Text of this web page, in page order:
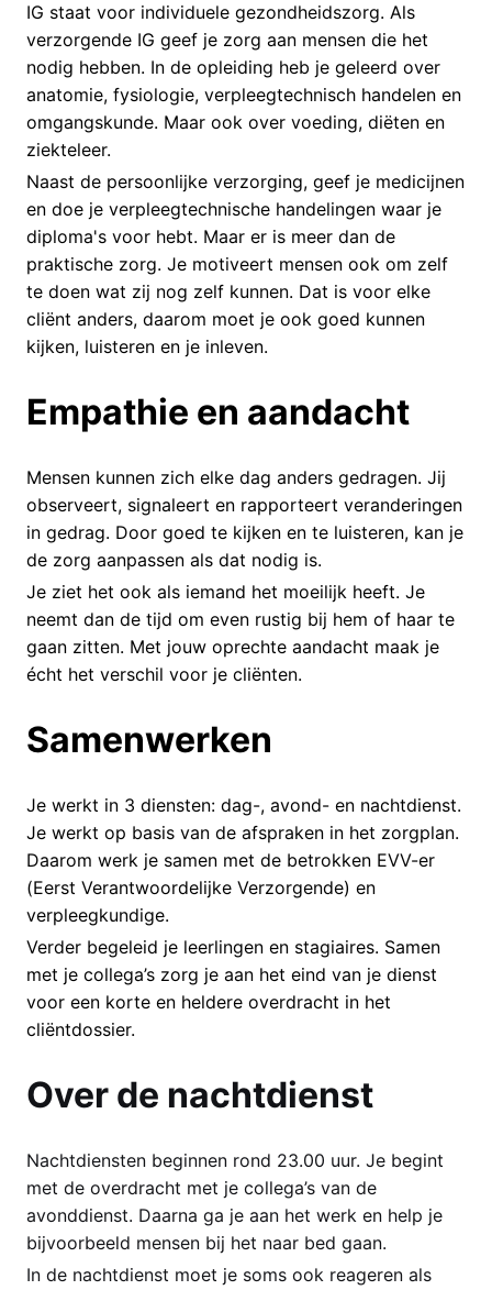
IG staat voor individuele gezondheidszorg. Als
verzorgende IG geef je zorg aan mensen die het
nodig hebben. In de opleiding heb je geleerd over
anatomie, fysiologie, verpleegtechnisch handelen en
omgangskunde. Maar ook over voeding, diëten en
ziekteleer.
Naast de persoonlijke verzorging, geef je medicijnen
en doe je verpleegtechnische handelingen waar je
diploma's voor hebt. Maar er is meer dan de
praktische zorg. Je motiveert mensen ook om zelf
te doen wat zij nog zelf kunnen. Dat is voor elke
cliënt anders, daarom moet je ook goed kunnen
kijken, luisteren en je inleven.
Empathie en aandacht
Mensen kunnen zich elke dag anders gedragen. Jij
observeert, signaleert en rapporteert veranderingen
in gedrag. Door goed te kijken en te luisteren, kan je
de zorg aanpassen als dat nodig is.
Je ziet het ook als iemand het moeilijk heeft. Je
neemt dan de tijd om even rustig bij hem of haar te
gaan zitten. Met jouw oprechte aandacht maak je
écht het verschil voor je cliënten.
Samenwerken
Je werkt in 3 diensten: dag-, avond- en nachtdienst.
Je werkt op basis van de afspraken in het zorgplan.
Daarom werk je samen met de betrokken EVV-er
(Eerst Verantwoordelijke Verzorgende) en
verpleegkundige.
Verder begeleid je leerlingen en stagiaires. Samen
met je collega’s zorg je aan het eind van je dienst
voor een korte en heldere overdracht in het
cliëntdossier.
Over de nachtdienst
Nachtdiensten beginnen rond 23.00 uur. Je begint
met de overdracht met je collega’s van de
avonddienst. Daarna ga je aan het werk en help je
bijvoorbeeld mensen bij het naar bed gaan.
In de nachtdienst moet je soms ook reageren als